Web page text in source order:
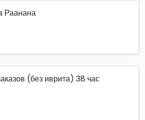
Раанана
(без иврита) 38 час